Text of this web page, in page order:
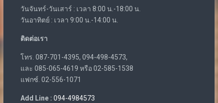
วันจันทร์-วันเสาร์ : เวลา 8:00 น.-18:00 น.
วันอาทิตย์ : เวลา 9:00 น.-14:00 น.
ติดต่อเรา
โทร. 087-701-4395, 094-498-4573,
และ 085-065-4619 หรือ 02-585-1538
แฟกซ์. 02-556-1071
Add Line : 094-4984573